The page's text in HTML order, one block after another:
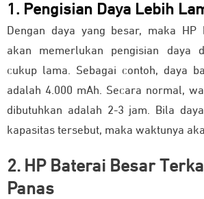
1. Pengisian Daya Lebih
Dengan daya yang besar, maka HP
akan memerlukan pengisian daya
cukup lama. Sebagai contoh, daya
adalah 4.000 mAh. Secara normal,
dibutuhkan adalah 2-3 jam. Bila
kapasitas tersebut, maka waktunya
2. HP Baterai Besar
Panas